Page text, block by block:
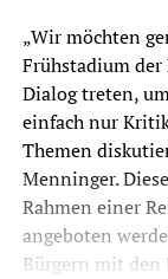
„Wir möchten
Frühstadium
Dialog treten,
einfach nur
Themen
Menninger.
Rahmen einer
angeboten
Bürgern mit